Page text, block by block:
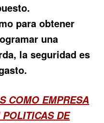
para obtener
una
la seguridad es
COMO EMPRESA
DE